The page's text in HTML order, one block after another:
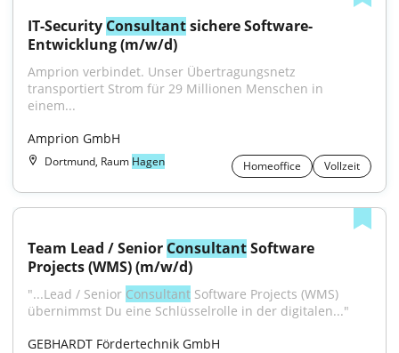
IT-Security Consultant sichere Software-
Entwicklung (m/w/d)
Amprion verbindet. Unser Übertragungsnetz
transportiert Strom für 29 Millionen Menschen in
einem...
Amprion GmbH
Dortmund, Raum Hagen Homeoffice Vollzeit
Team Lead / Senior Consultant Software
Projects (WMS) (m/w/d)
"...Lead / Senior Consultant Software Projects (WMS)
übernimmst Du eine Schlüsselrolle in der digitalen..."
GEBHARDT Fördertechnik GmbH